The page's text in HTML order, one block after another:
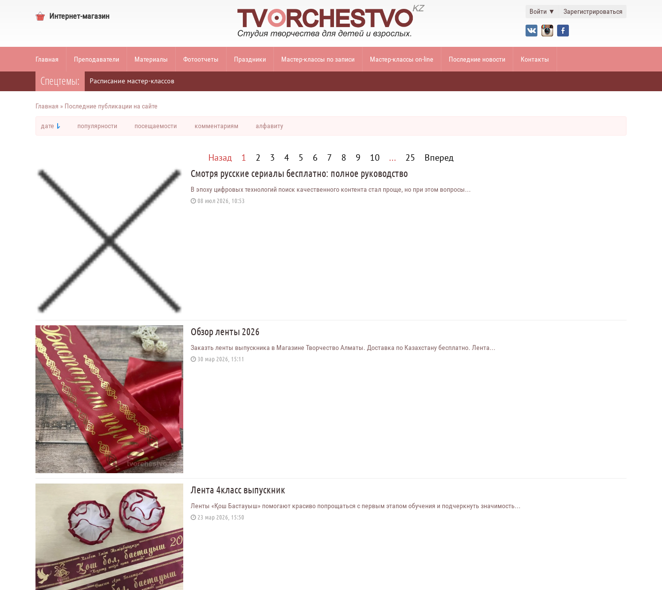
Интернет-магазин Войти ▼ Зарегистрироваться
Главная Преподаватели Материалы Фотоотчеты Праздники Мастер-классы по записи Мастер-классы on-line Последние новости Контакты
Спецтемы: Расписание мастер-классов
Главная » Последние публикации на сайте
дате популярности посещаемости комментариям алфавиту
Назад 1 2 3 4 5 6 7 8 9 10 ... 25 Вперед
Смотря русские сериалы бесплатно: полное руководство
В эпоху цифровых технологий поиск качественного контента стал проще, но при этом вопросы...
08 июл 2026, 10:53
Обзор ленты 2026
Заказть ленты выпускника в Магазине Творчество Алматы. Доставка по Казахстану бесплатно. Лента...
30 мар 2026, 15:11
Лента 4класс выпускник
Ленты «Қош Бастауыш» помогают красиво попрощаться с первым этапом обучения и подчеркнуть значимость...
23 мар 2026, 15:50